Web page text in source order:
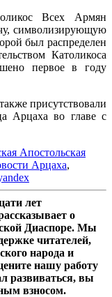
Всех Армян
символизирующую
был распределен
Католикоса
первое в году
присутствовали
Арцаха во главе с
Апостольская
Арцаха,
лет
о
Диаспоре. Мы
читателей,
народа и
нашу работу
развиваться, вы
взносом.